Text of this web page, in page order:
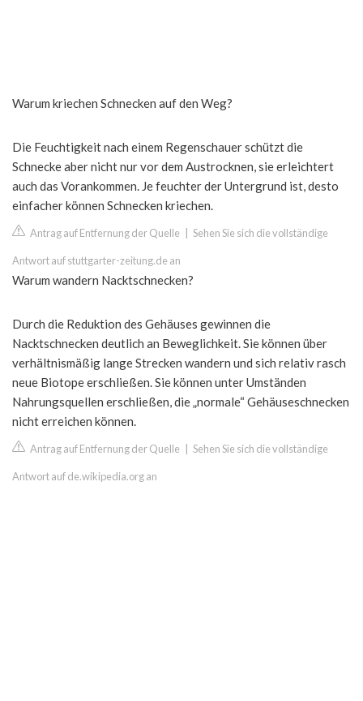
Warum kriechen Schnecken auf den Weg?
Die Feuchtigkeit nach einem Regenschauer schützt die
Schnecke aber nicht nur vor dem Austrocknen, sie erleichtert
auch das Vorankommen. Je feuchter der Untergrund ist, desto
einfacher können Schnecken kriechen.
Antrag auf Entfernung der Quelle Sehen Sie sich die vollständige
Antwort auf stuttgarter-zeitung.de an
Warum wandern Nacktschnecken?
Durch die Reduktion des Gehäuses gewinnen die
Nacktschnecken deutlich an Beweglichkeit. Sie können über
verhältnismäßig lange Strecken wandern und sich relativ rasch
neue Biotope erschließen. Sie können unter Umständen
Nahrungsquellen erschließen, die „normale“ Gehäuseschnecken
nicht erreichen können.
Antrag auf Entfernung der Quelle Sehen Sie sich die vollständige
Antwort auf de.wikipedia.org an